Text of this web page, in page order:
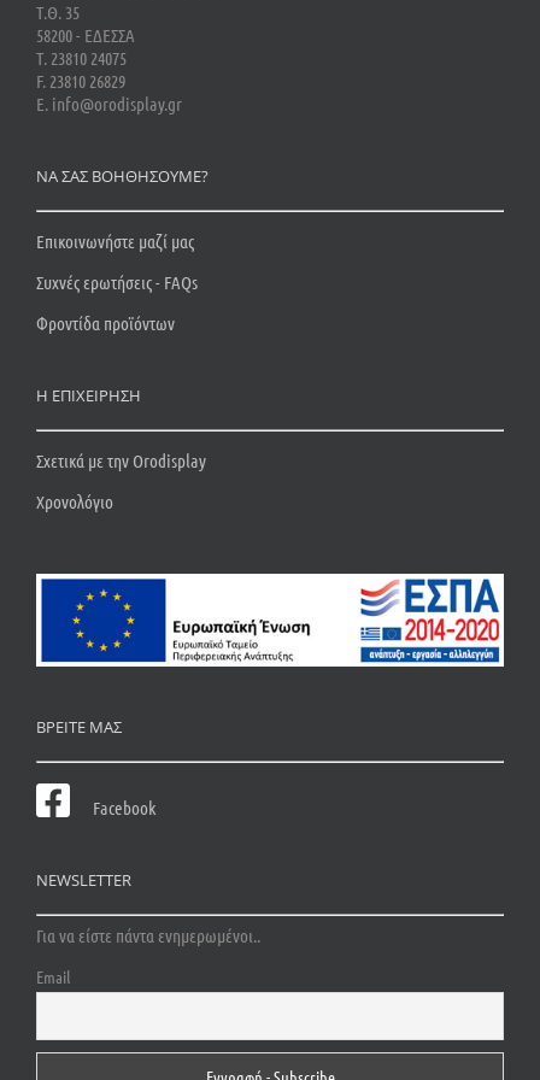
Τ.Θ. 35
58200 - ΕΔΕΣΣΑ
Τ. 23810 24075
F. 23810 26829
E. info@orodisplay.gr
ΝΑ ΣΑΣ ΒΟΗΘΗΣΟΥΜΕ?
Επικοινωνήστε μαζί μας
Συχνές ερωτήσεις - FAQs
Φροντίδα προϊόντων
Η ΕΠΙΧΕΙΡΗΣΗ
Σχετικά με την Orodisplay
Χρονολόγιο
ΒΡΕΙΤΕ ΜΑΣ
Facebook
NEWSLETTER
Για να είστε πάντα ενημερωμένοι..
Email